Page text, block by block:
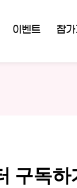
이벤트 참
구독하